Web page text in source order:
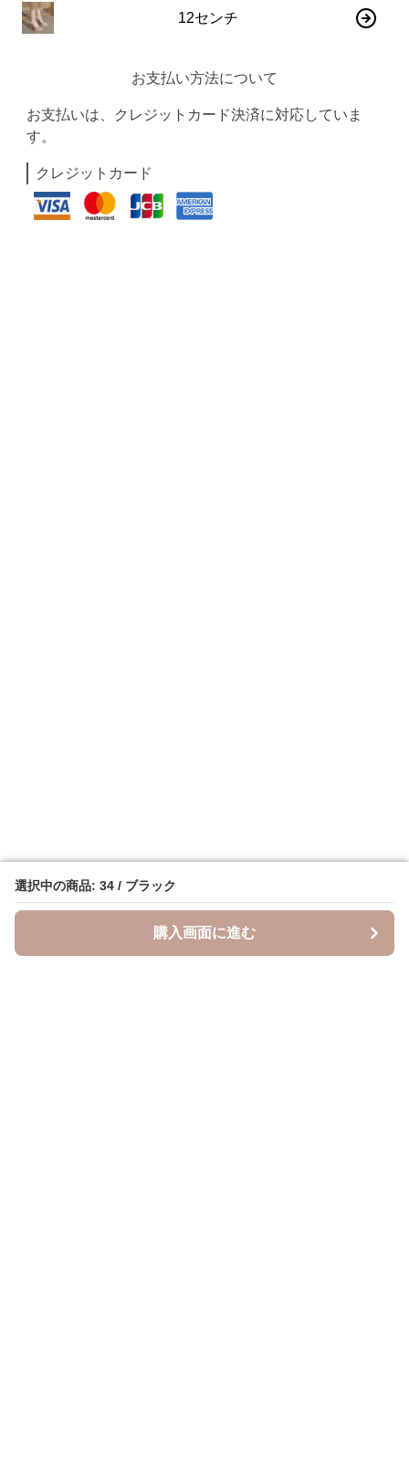
選択中の商品: 34 / ブラック
購入画面に進む
選択中の商品: 34 / ブラック
購入画面に進む
12センチ
お支払い方法について
お支払いは、クレジットカード決済に対応していま
す。
クレジットカード